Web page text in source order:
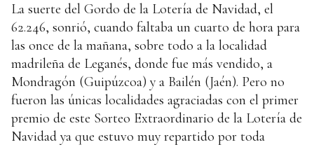
La suerte del Gordo de la Lotería de Navidad, el
62.246, sonrió, cuando faltaba un cuarto de hora para
las once de la mañana, sobre todo a la localidad
madrileña de Leganés, donde fue más vendido, a
Mondragón (Guipúzcoa) y a Bailén (Jaén). Pero no
fueron las únicas localidades agraciadas con el primer
premio de este Sorteo Extraordinario de la Lotería de
Navidad ya que estuvo muy repartido por toda